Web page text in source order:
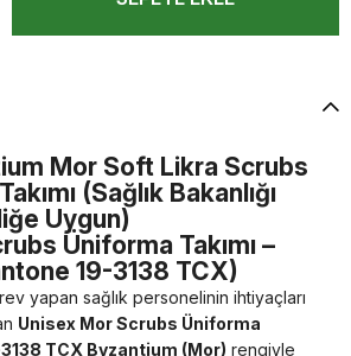
Mor Soft Likra Scrubs
(Sağlık Bakanlığı
Uygun)
Üniforma Takımı –
19-3138 TCX)
yapan sağlık personelinin ihtiyaçları
Unisex Mor Scrubs Üniforma
TCX Byzantium (Mor) rengiyle